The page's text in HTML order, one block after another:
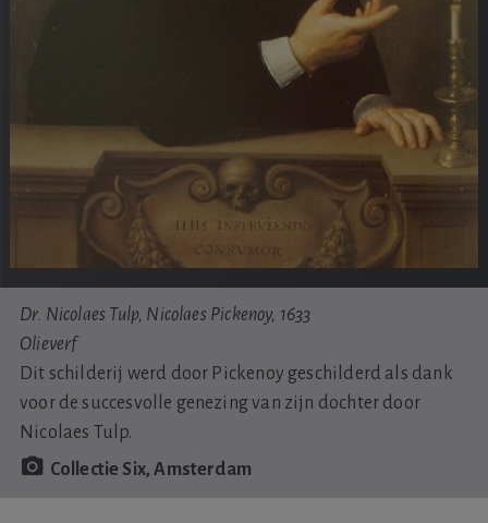
Dr. Nicolaes Tulp, Nicolaes Pickenoy, 1633
Olieverf
Dit schilderij werd door Pickenoy geschilderd als dank
voor de succesvolle genezing van zijn dochter door
Nicolaes Tulp.
Collectie Six, Amsterdam